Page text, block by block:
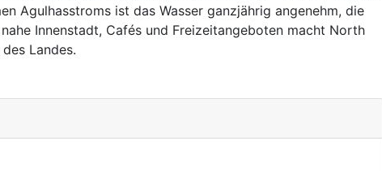
Agulhasstroms ist das Wasser ganzjährig angenehm, die
Innenstadt, Cafés und Freizeitangeboten macht North
Landes.